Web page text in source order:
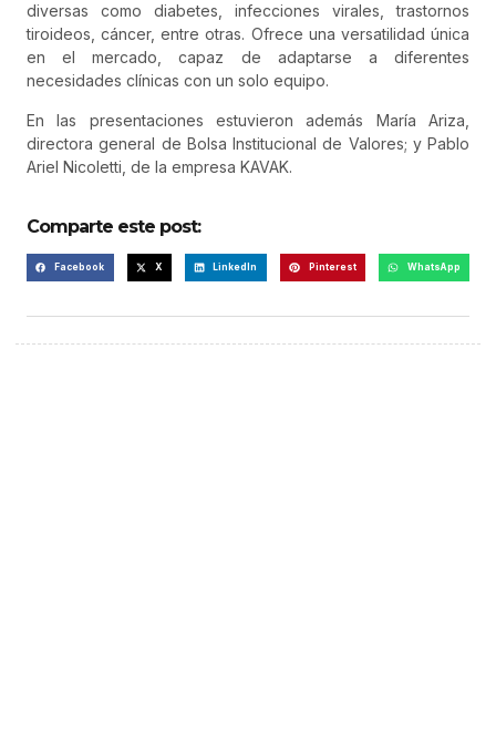
diversas como diabetes, infecciones virales, trastornos
tiroideos, cáncer, entre otras. Ofrece una versatilidad única
en el mercado, capaz de adaptarse a diferentes
necesidades clínicas con un solo equipo.
En las presentaciones estuvieron además María Ariza,
directora general de Bolsa Institucional de Valores; y Pablo
Ariel Nicoletti, de la empresa KAVAK.
Comparte este post:
Facebook X LinkedIn Pinterest WhatsApp